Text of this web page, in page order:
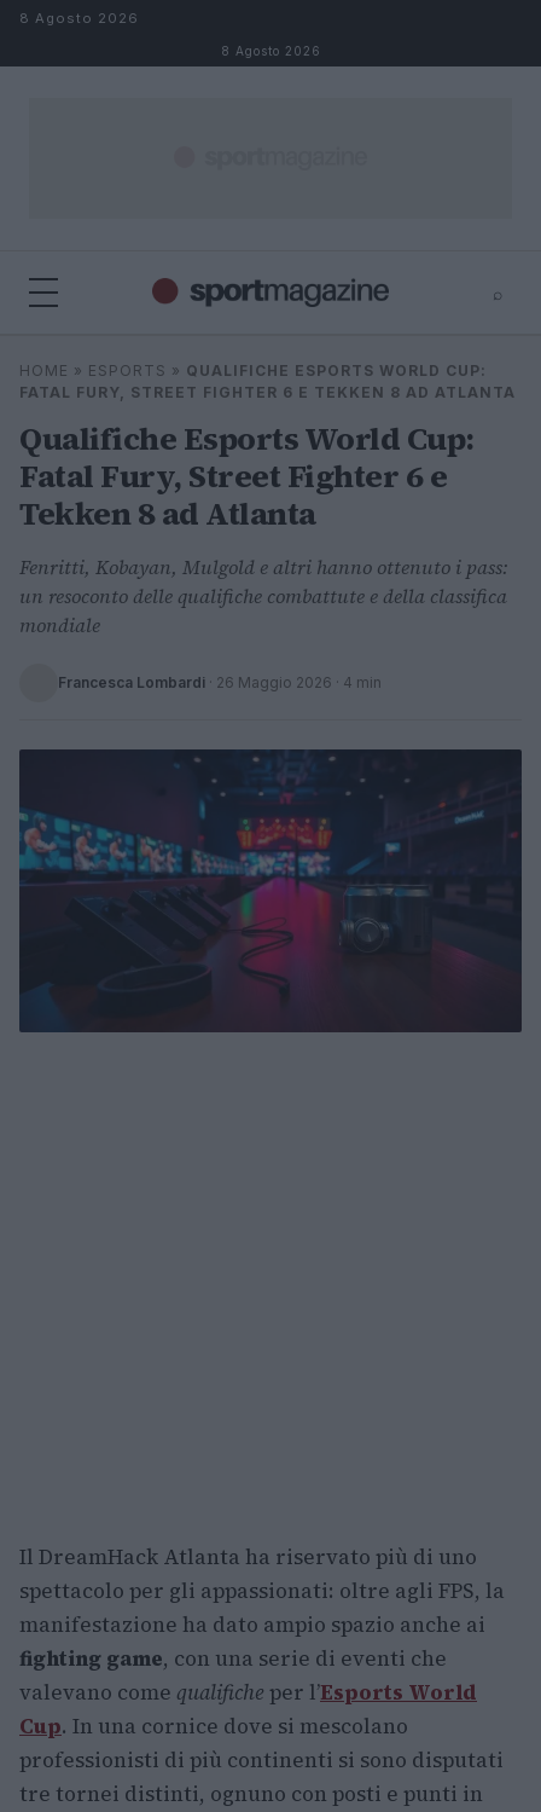
Salta al contenuto
8 Agosto 2026
8 Agosto 2026
⌕
Cerca
⌕
HOME » ESPORTS » QUALIFICHE ESPORTS WORLD CUP:
FATAL FURY, STREET FIGHTER 6 E TEKKEN 8 AD ATLANTA
Qualifiche Esports World Cup:
Fatal Fury, Street Fighter 6 e
Tekken 8 ad Atlanta
Fenritti, Kobayan, Mulgold e altri hanno ottenuto i pass:
un resoconto delle qualifiche combattute e della classifica
mondiale
Francesca Lombardi · 26 Maggio 2026 · 4 min
Il DreamHack Atlanta ha riservato più di uno
spettacolo per gli appassionati: oltre agli FPS, la
manifestazione ha dato ampio spazio anche ai
fighting game, con una serie di eventi che
valevano come qualifiche per l’Esports World
Cup. In una cornice dove si mescolano
professionisti di più continenti si sono disputati
tre tornei distinti, ognuno con posti e punti in